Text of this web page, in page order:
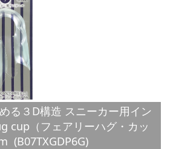
る３D構造 スニーカー用イン
cup（フェアリーハグ・カッ
(B07TXGDP6G)